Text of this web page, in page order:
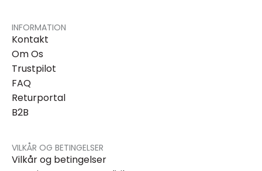
INFORMATION
Kontakt
Om Os
Trustpilot
FAQ
Returportal
B2B
VILKÅR OG BETINGELSER
Vilkår og betingelser